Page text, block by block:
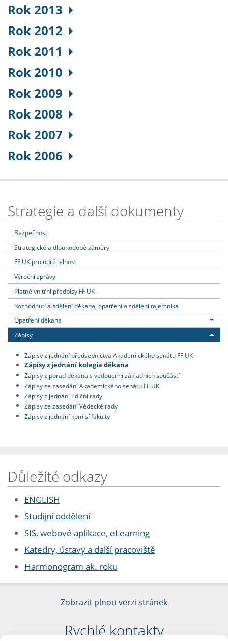
Rok 2013
Rok 2012
Rok 2011
Rok 2010
Rok 2009
Rok 2008
Rok 2007
Rok 2006
Strategie a další dokumenty
Bezpečnost
Strategické a dlouhodobé záměry
FF UK pro udržitelnost
Výroční zprávy
Platné vnitřní předpisy FF UK
Rozhodnutí a sdělení děkana, opatření a sdělení tajemníka
Opatření děkana
Zápisy
Zápisy z jednání předsednictva Akademického senátu FF UK
Zápisy z jednání kolegia děkana
Zápisy z porad děkana s vedoucími základních součástí
Zápisy ze zasedání Akademického senátu FF UK
Zápisy z jednání Ediční rady
Zápisy ze zasedání Vědecké rady
Zápisy z jednání komisí fakulty
Důležité odkazy
ENGLISH
Studijní oddělení
SIS, webové aplikace, eLearning
Katedry, ústavy a další pracoviště
Harmonogram ak. roku
Zobrazit plnou verzi stránek
Rychlé kontakty